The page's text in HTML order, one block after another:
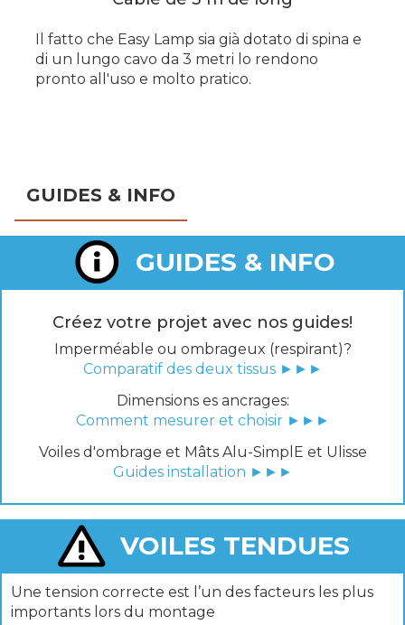
Il fatto che Easy Lamp sia già dotato di spina e
di un lungo cavo da 3 metri lo rendono
pronto all'uso e molto pratico.
GUIDES & INFO
GUIDES & INFO
Créez votre projet avec nos guides!
Imperméable ou ombrageux (respirant)?
Comparatif des deux tissus ►►►
Dimensions es ancrages:
Comment mesurer et choisir ►►►
Voiles d'ombrage et Mâts Alu-SimplE et Ulisse
Guides installation ►►►
VOILES TENDUES
Une tension correcte est l’un des facteurs les plus
importants lors du montage